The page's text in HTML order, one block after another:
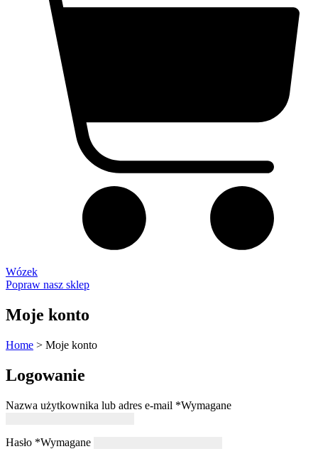
Wózek
Popraw nasz sklep
Moje konto
Home > Moje konto
Logowanie
Nazwa użytkownika lub adres e-mail *Wymagane
Hasło *Wymagane